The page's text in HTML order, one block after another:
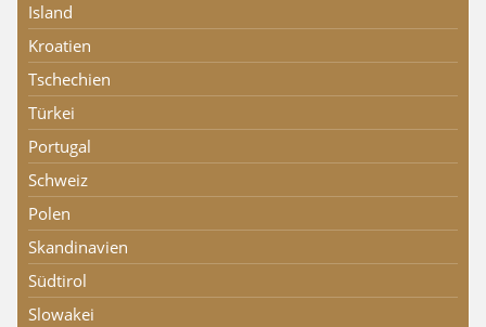
Island
Kroatien
Tschechien
Türkei
Portugal
Schweiz
Polen
Skandinavien
Südtirol
Slowakei